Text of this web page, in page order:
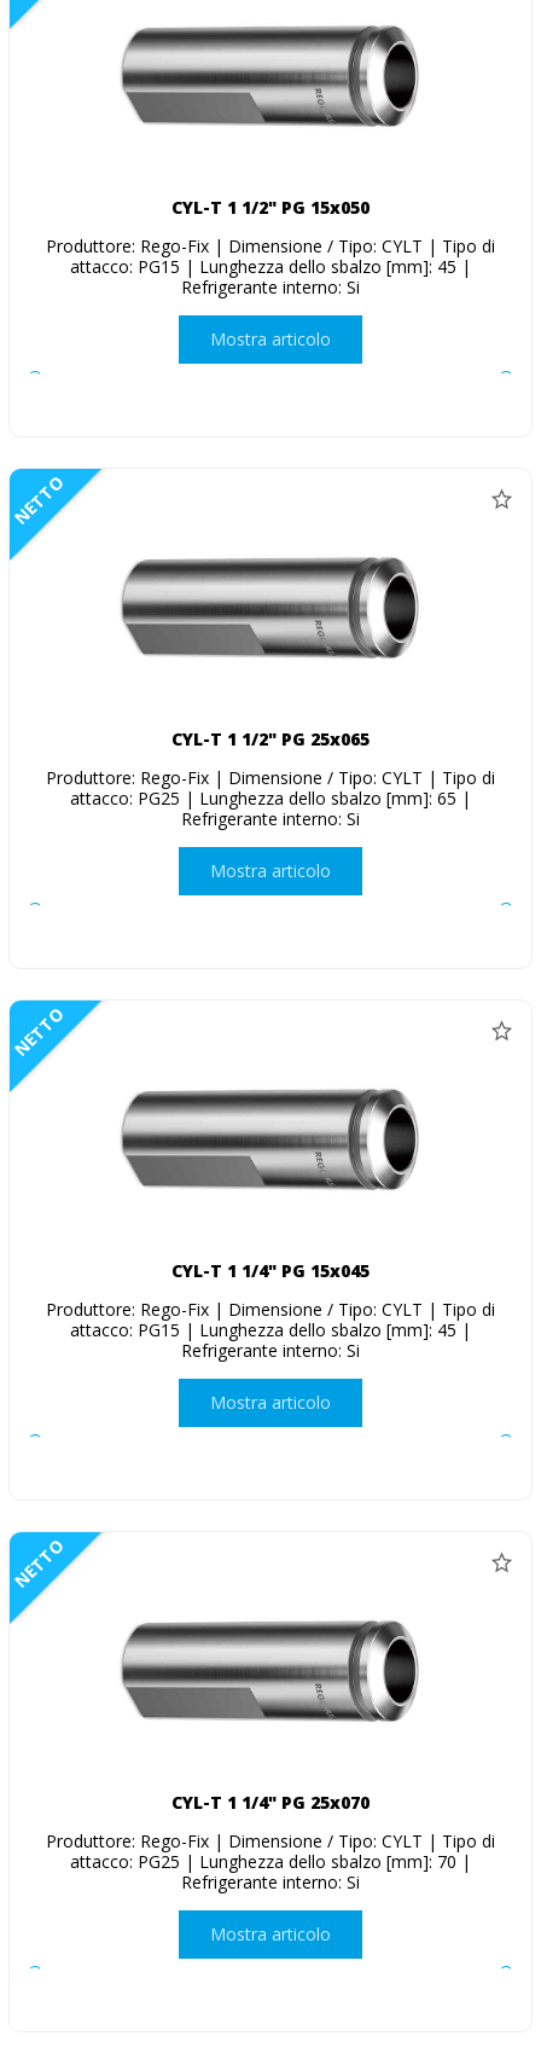
CYL-T 1 1/2" PG 15x050
Produttore: Rego-Fix | Dimensione / Tipo: CYLT | Tipo di
attacco: PG15 | Lunghezza dello sbalzo [mm]: 45 |
Refrigerante interno: Si
Mostra articolo
NETTO
CYL-T 1 1/2" PG 25x065
Produttore: Rego-Fix | Dimensione / Tipo: CYLT | Tipo di
attacco: PG25 | Lunghezza dello sbalzo [mm]: 65 |
Refrigerante interno: Si
Mostra articolo
NETTO
CYL-T 1 1/4" PG 15x045
Produttore: Rego-Fix | Dimensione / Tipo: CYLT | Tipo di
attacco: PG15 | Lunghezza dello sbalzo [mm]: 45 |
Refrigerante interno: Si
Mostra articolo
NETTO
CYL-T 1 1/4" PG 25x070
Produttore: Rego-Fix | Dimensione / Tipo: CYLT | Tipo di
attacco: PG25 | Lunghezza dello sbalzo [mm]: 70 |
Refrigerante interno: Si
Mostra articolo